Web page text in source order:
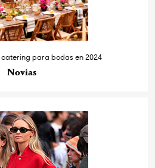
para bodas en 2024
Novias